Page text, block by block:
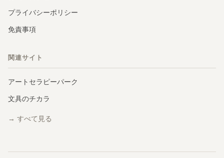
プライバシーポリシー
免責事項
関連サイト
アートセラピーパーク
文具のチカラ
→ すべて見る